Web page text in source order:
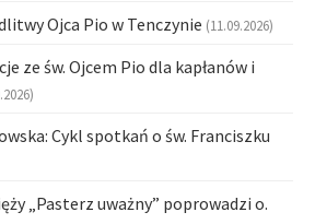
Ojca Pio w Tenczynie (11.09.2026)
ze św. Ojcem Pio dla kapłanów i
Cykl spotkań o św. Franciszku
„Pasterz uważny” poprowadzi o.